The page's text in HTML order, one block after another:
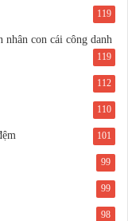
119
con cái công danh
119
112
110
101
99
99
98